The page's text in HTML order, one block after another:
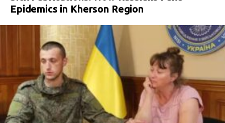
Epidemics in Kherson Region